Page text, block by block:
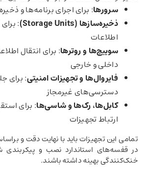
سرورها: برای اجرای برنامه‌ها و
ذخیره‌سازها (Storage Units)
:
اطلاعات
سوییچ‌ها و روترها: برای انتقال
داخلی و خارجی
فایروال‌ها و تجهیزات امنیتی: برای
دسترسی‌های غیرمجاز
کابل‌ها، رک‌ها و شاسی‌ها: برای
ارتباط تجهیزات
تمامی این تجهیزات باید با نهایت دقت و
در قفسه‌های استاندارد نصب و پیکربندی
خنک‌کنندگی بهینه داشته باشند.